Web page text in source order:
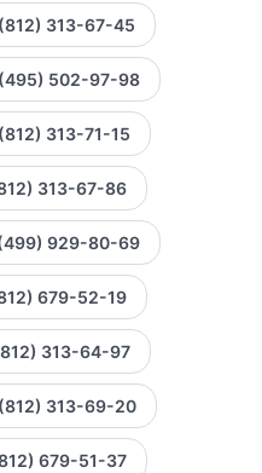
313-67-45
502-97-98
313-71-15
313-67-86
929-80-69
679-52-19
313-64-97
313-69-20
679-51-37